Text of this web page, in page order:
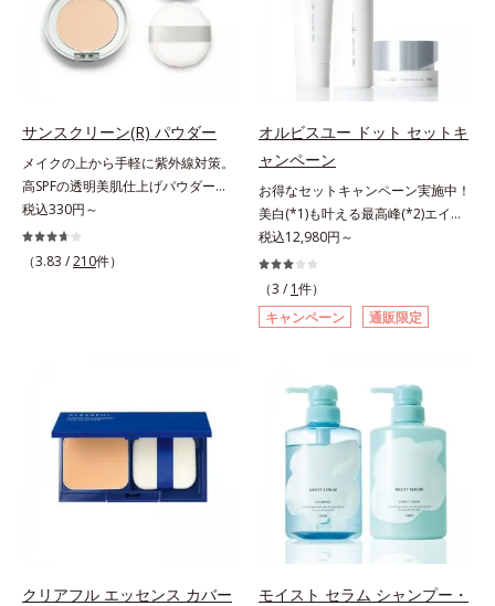
物由来アミノ酸（エクトイン）配合
＝乱れた角層にうるおいを与え、肌
荒れを防ぐ保湿成分*5 ウォッシュ
を除くLM＝さっぱり高保湿タイプ
高保湿タイプ（普通肌～超乾性肌）
合。もともと体内にあるアミノ酸は
異物として排出されにくく、肌にと
どまってうるおいを蓄えてくれま
指します。無油分・無着色・無香
不使用(*5)・パラベンフリー、6つ
のフリー処方で徹底的に肌に寄り添
います。*1 乾燥と敏感をくり返す
こと*2 敏感肌対象連用テスト済
（すべての方のお肌に合うというこ
え、すこやかに保つ保湿成分、微生
物由来アミノ酸（エクトイン）配合
＝乱れた角層にうるおいを与え、肌
荒れを防ぐ保湿成分*5 ウォッシュ
合。もともと体内にあるアミノ酸は
異物として排出されにくく、肌にと
どまってうるおいを蓄えてくれま
す。刺激を受けやすくなった角層を
うるおいで満たし、脱・敏感肌を目
指します。無油分・無着色・無香
リーで、徹底的に肌に寄り添いま
す。*1 乾燥と敏感をくり返すこと
*2 敏感肌対象連用テスト済（すべ
ての方のお肌に合うということでは
ありません）*3 乾燥して敏感に感
じやすい状態のこと*4 発酵アミノ
酸（ポリグルタミン酸）配合＝乾燥
ゴチオネイン）配合＝肌を整え、す
こやかに保つ保湿成分、微生物由来
アミノ酸（エクトイン）配合＝乱れ
た角層にうるおいを与え、肌荒れを
防ぐ保湿成分
サンスクリーン(R) パウダー
メイクの上から手軽に紫外線対策。
高SPFの透明美肌仕上げパウダー。
メイクの上から手を汚さずに紫外線
対策ができるUVカットパウダーで
す。“素肌のようななめらかな軽
も、素肌のような透明美肌を叶える
秘密は「スムースヴェールパウダー
(*1)」にあります。7種の球状粉体
(*2)が凹凸を埋めて、肌に薄いヴェ
税込330円～
（3.83 /210件）
オルビスユー ドット セットキ
ャンペーン
お得なセットキャンペーン実施中！
美白(*1)も叶える最高峰(*2)エイジ
ングケア(*3)。ハリも透明感(*4)も
結果主義。年齢サイン(*5)の因子に
着目した肌科学エイジングケア(*3)
シリーズ。オルビスユー ドットシ
リーズは、年齢による肌悩み一つ一
とともに現れる年齢サイン(*5)につ
いて研究を進めたところ、弾力感の
ない状態である「ハリのなさ」や、
くすみ(*6)などが現れている状態で
ある「透明感のなさ」が現れること
で大人の肌印象に大きな影響を与え
ていることが分かりました。そこで
オルビスユー ドットシリーズは美
容成分(*7)として「G.D.F.アクティ
税込12,980円～
（3 / 1件）
キャンペーン
通販限定
クリアフル エッセンス カバー モイスト セラム シャンプー・